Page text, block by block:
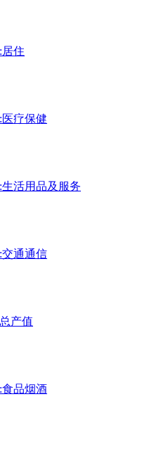
住
疗保健
活用品及服务
通通信
产值
品烟酒